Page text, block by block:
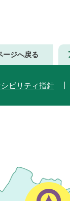
ージへ戻る
ビリティ指針